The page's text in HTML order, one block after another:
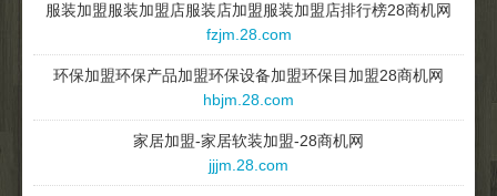
服装加盟服装加盟店服装店加盟服装加盟店排行榜28商机网
fzjm.28.com
环保加盟环保产品加盟环保设备加盟环保目加盟28商机网
hbjm.28.com
家居加盟-家居软装加盟-28商机网
jjjm.28.com